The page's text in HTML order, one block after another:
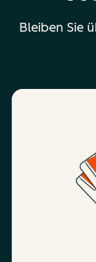
Bleiben Sie